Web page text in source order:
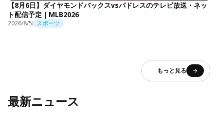
【8月6日】ダイヤモンドバックスvsパドレスのテレビ放送・ネッ
ト配信予定｜MLB2026
2026/8/5 スポーツ
もっと見る
最新ニュース